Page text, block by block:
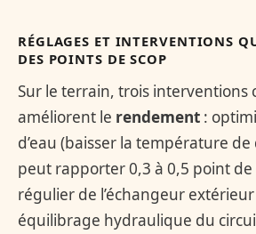
RÉGLAGES ET INTERVENTIONS
DES POINTS DESCOP
Sur le terrain, trois interventions
améliorent le rendement :
d’eau (baisser la température de
peut rapporter 0,3 à 0,5 point de
régulier de l’échangeur
équilibrage hydraulique du